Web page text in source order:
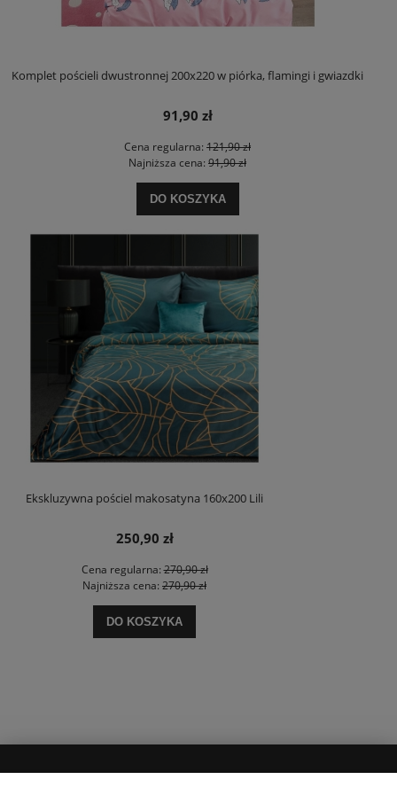
Komplet pościeli dwustronnej 200x220 w piórka, flamingi i gwiazdki
91,90 zł
Cena regularna: 121,90 zł
Najniższa cena: 91,90 zł
DO KOSZYKA
Ekskluzywna pościel makosatyna 160x200 Lili
250,90 zł
Cena regularna:270,90 zł
Najniższa cena: 270,90 zł
DO KOSZYKA